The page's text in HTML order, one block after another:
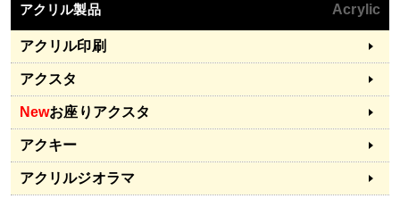
アクリル製品 Acrylic
アクリル印刷
アクスタ
Newお座りアクスタ
アクキー
アクリルジオラマ